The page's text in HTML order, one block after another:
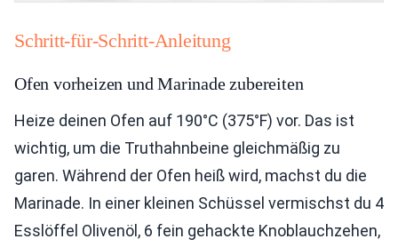
Schritt-für-Schritt-Anleitung
Ofen vorheizen und Marinade zubereiten
Heize deinen Ofen auf 190°C (375°F) vor. Das ist
wichtig, um die Truthahnbeine gleichmäßig zu
garen. Während der Ofen heiß wird, machst du die
Marinade. In einer kleinen Schüssel vermischst du 4
Esslöffel Olivenöl, 6 fein gehackte Knoblauchzehen,